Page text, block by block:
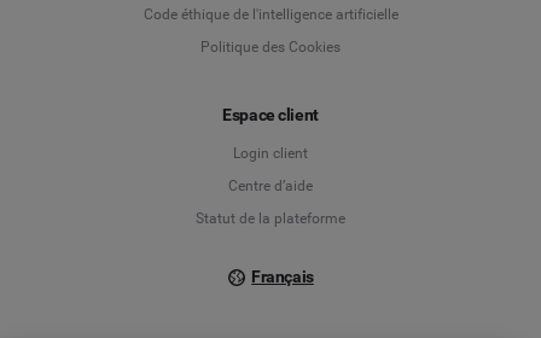
Code éthique de l'intelligence artificielle
Politique des Cookies
Espace client
Login client
Centre d’aide
Statut de la plateforme
Français
Español